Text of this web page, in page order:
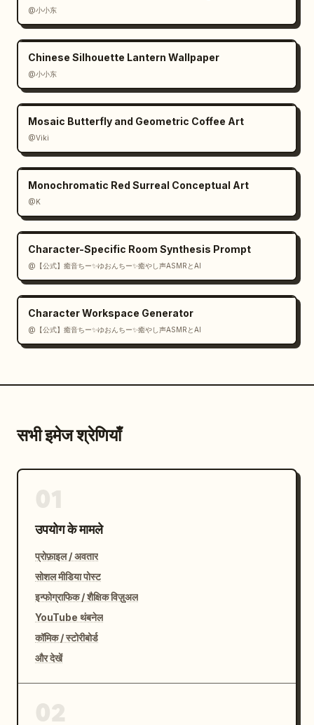
@小小东
Chinese Silhouette Lantern Wallpaper
@小小东
Mosaic Butterfly and Geometric Coffee Art
@Viki
Monochromatic Red Surreal Conceptual Art
@K
Character-Specific Room Synthesis Prompt
@【公式】癒音ちー✨ゆおんちー✨癒やし声ASMRとAI
Character Workspace Generator
@【公式】癒音ちー✨ゆおんちー✨癒やし声ASMRとAI
सभी इमेज श्रेणियाँ
उपयोग के मामले
प्रोफ़ाइल / अवतार
सोशल मीडिया पोस्ट
इन्फोग्राफिक / शैक्षिक विज़ुअल
YouTube थंबनेल
कॉमिक / स्टोरीबोर्ड
और देखें